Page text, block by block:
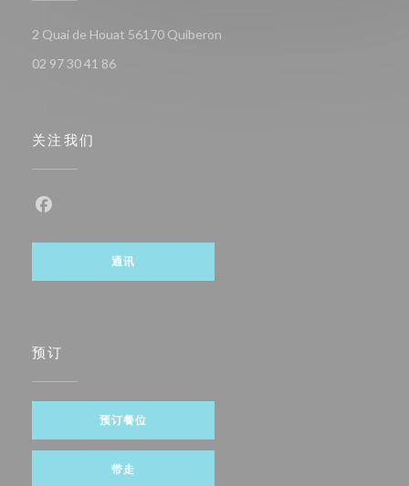
2 Quai de Houat 56170 Quiberon
02 97 30 41 86
关注我们
通讯
预订
预订餐位
带走